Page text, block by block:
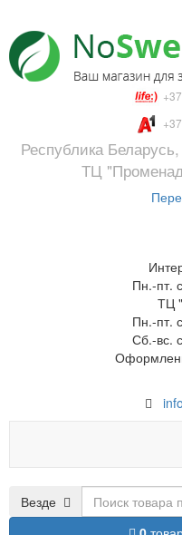
Республика
ТЦ
Пн.-пт.
ТЦ
Пн.-пт.
Сб.-вс.
Везде